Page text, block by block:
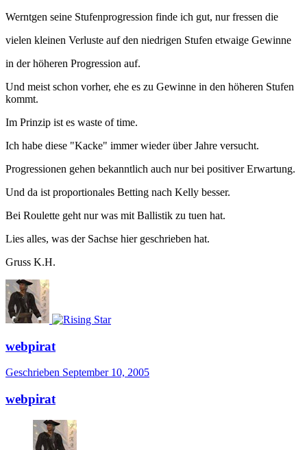
Werntgen seine Stufenprogression finde ich gut, nur fressen die
vielen kleinen Verluste auf den niedrigen Stufen etwaige Gewinne
in der höheren Progression auf.
Und meist schon vorher, ehe es zu Gewinne in den höheren Stufen
kommt.
Im Prinzip ist es waste of time.
Ich habe diese "Kacke" immer wieder über Jahre versucht.
Progressionen gehen bekanntlich auch nur bei positiver Erwartung.
Und da ist proportionales Betting nach Kelly besser.
Bei Roulette geht nur was mit Ballistik zu tuen hat.
Lies alles, was der Sachse hier geschrieben hat.
Gruss K.H.
webpirat
Geschrieben September 10, 2005
webpirat